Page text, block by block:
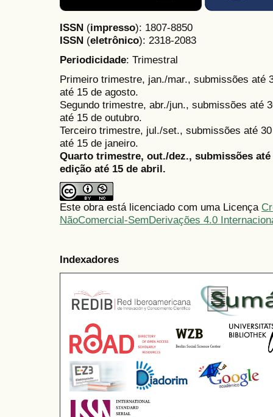
ISSN (impresso): 1807-8850
ISSN (eletrônico): 2318-2083
Periodicidade: Trimestral
Primeiro trimestre, jan./mar., submissões até
até 15 de agosto.
Segundo trimestre, abr./jun., submissões até
até 15 de outubro.
Terceiro trimestre, jul./set., submissões até
até 15 de janeiro.
Quarto trimestre, out./dez., submissões
edição até 15 de abril.
Este obra está licenciado com uma Licença
NãoComercial-SemDerivações 4.0
Indexadores